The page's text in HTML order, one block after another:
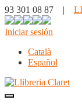
93 301 08 87 |
Iniciar sesión
Català
Español